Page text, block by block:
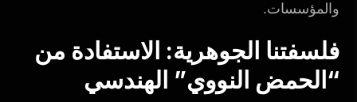
والمؤسسات.
فلسفتنا الجوهرية: الاستفادة من
“الحمض النووي” الهندسي